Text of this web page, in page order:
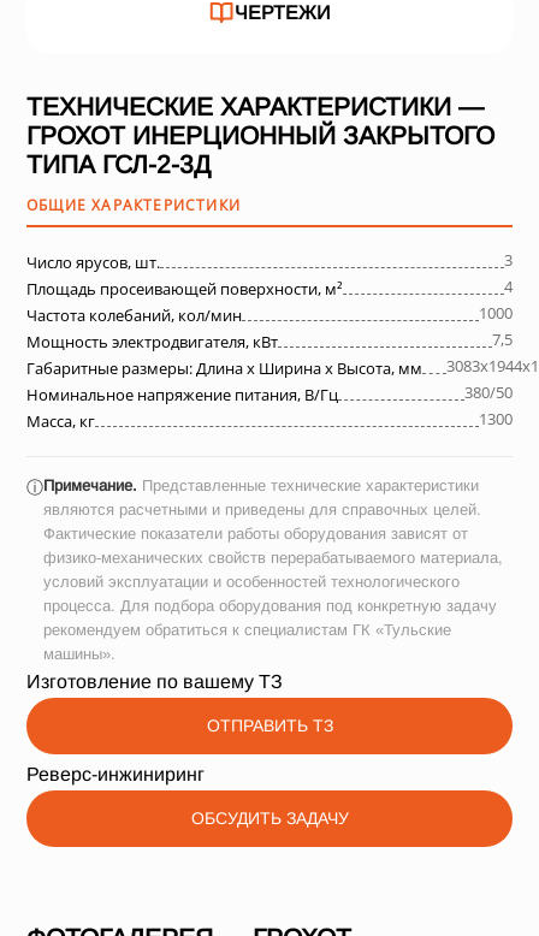
ЧЕРТЕЖИ
ТЕХНИЧЕСКИЕ ХАРАКТЕРИСТИКИ —
ГРОХОТ ИНЕРЦИОННЫЙ ЗАКРЫТОГО
ТИПА ГСЛ-2-3Д
ОБЩИЕ ХАРАКТЕРИСТИКИ
Число ярусов, шт.
3
Площадь просеивающей поверхности, м²
4
Частота колебаний, кол/мин
1000
Мощность электродвигателя, кВт
7,5
Габаритные размеры: Длина х Ширина х Высота, мм
Номинальное напряжение питания, В/Гц
380/50
Масса, кг
1300
ⓘПримечание. Представленные технические характеристики
являются расчетными и приведены для справочных целей.
Фактические показатели работы оборудования зависят от
физико-механических свойств перерабатываемого материала,
условий эксплуатации и особенностей технологического
процесса. Для подбора оборудования под конкретную задачу
рекомендуем обратиться к специалистам ГК «Тульские
машины».
Изготовление по вашему ТЗ
ОТПРАВИТЬ ТЗ
Реверс-инжиниринг
ОБСУДИТЬ ЗАДАЧУ